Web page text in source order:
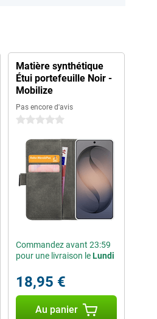
Matière synthétique
Étui portefeuille Noir -
Mobilize
Pas encore d'avis
0 étoiles
Commandez avant 23:59
pour une livraison leLundi
18,95 €
Au panier